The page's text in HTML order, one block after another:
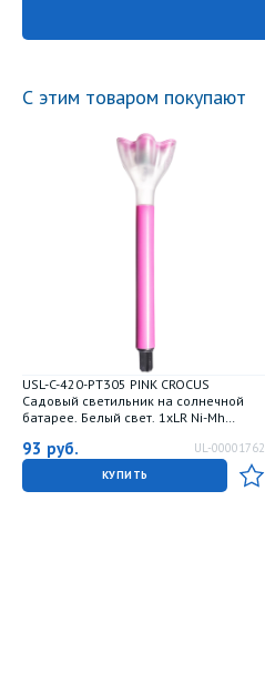
С этим товаром покупают
USL-C-420-PT305 PINK CROCUS
Садовый светильник на солнечной
батарее. Белый свет. 1xLR Ni-Mh
93 руб. UL-00001762
КУПИТЬ